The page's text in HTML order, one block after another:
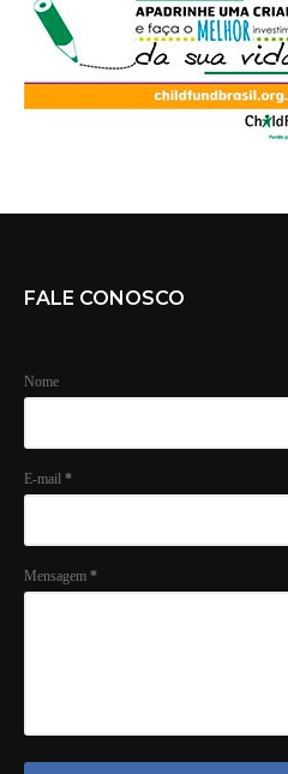
FALE CONOSCO
Nome
E-mail *
Mensagem *